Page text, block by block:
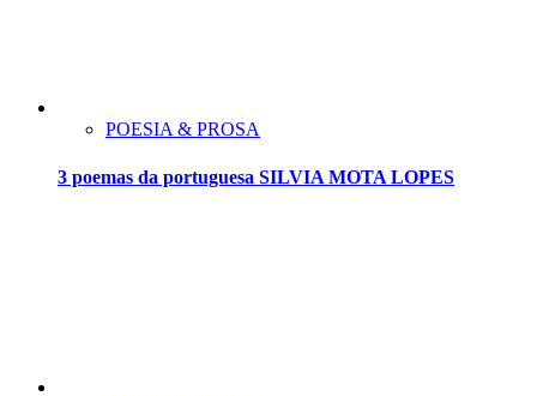
POESIA & PROSA
3 poemas da portuguesa SILVIA MOTA LOPES